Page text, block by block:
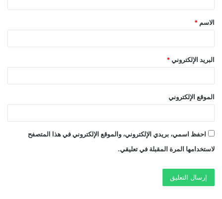
ق
*
الاسم *
البريد الإلكتروني *
الموقع الإلكتروني
احفظ اسمي، بريدي الإلكتروني، والموقع الإلكتروني في هذا المتصفح
لاستخدامها المرة المقبلة في تعليقي.